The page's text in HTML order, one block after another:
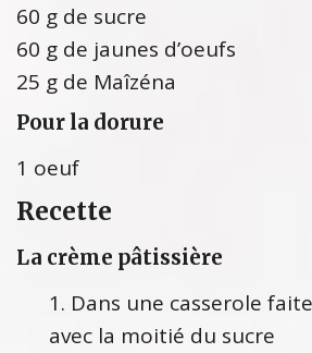
60 g de sucre
60 g de jaunes d’oeufs
25 g de Maîzéna
Pour la dorure
1 oeuf
Recette
La crème pâtissière
Dans une casserole
avec la moitié du sucre